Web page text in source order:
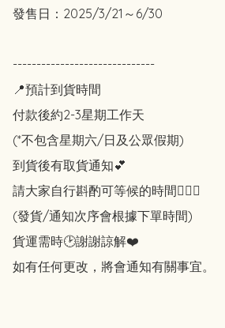
發售日：2025/3/21～6/30
------------------------------
📍預計到貨時間
付款後約2-3星期工作天
(*不包含星期六/日及公眾假期)
到貨後有取貨通知💕
請大家自行斟酌可等候的時間🙇🏻‍♀️
(發貨/通知次序會根據下單時間)
貨運需時🕑謝謝諒解❤️
如有任何更改，將會通知有關事宜。